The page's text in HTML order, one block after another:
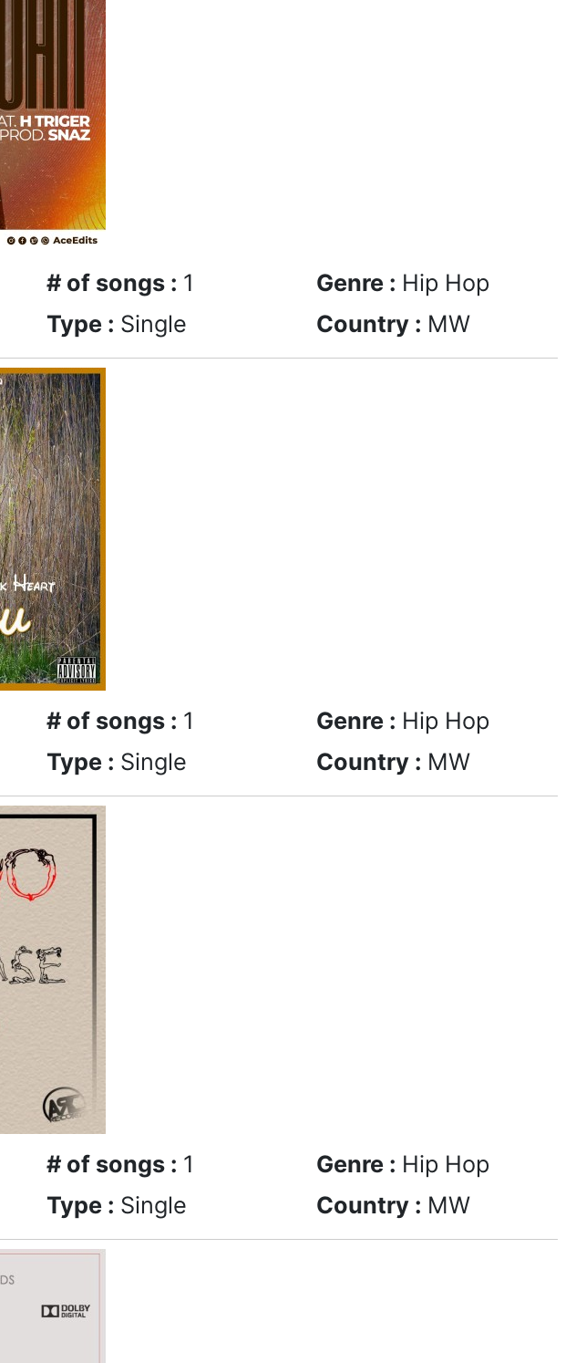
# of songs : 1 Genre : Hip Hop
Type : Single Country : MW
# of songs : 1 Genre : Hip Hop
Type : Single Country : MW
# of songs : 1 Genre : Hip Hop
Type : Single Country : MW